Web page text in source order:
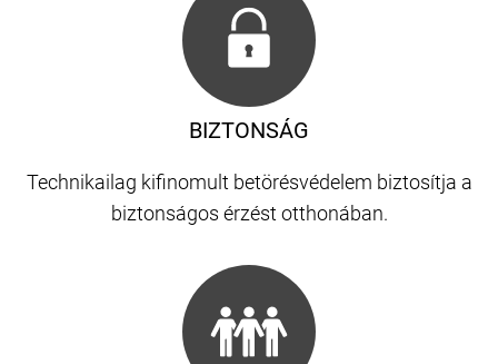
BIZTONSÁG
Technikailag kifinomult betörésvédelem biztosítja a
biztonságos érzést otthonában.